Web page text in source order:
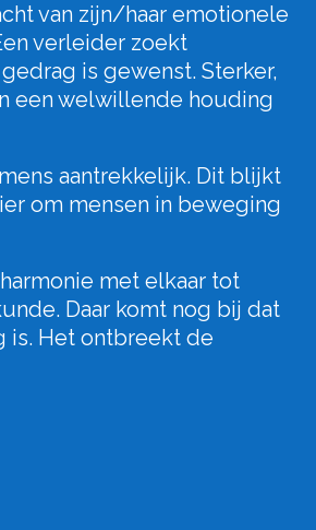
van zijn/haar emotionele
verleider zoekt
is gewenst. Sterker,
een welwillende houding
aantrekkelijk. Dit blijkt
om mensen in beweging
met elkaar tot
Daar komt nog bij dat
is. Het ontbreekt de